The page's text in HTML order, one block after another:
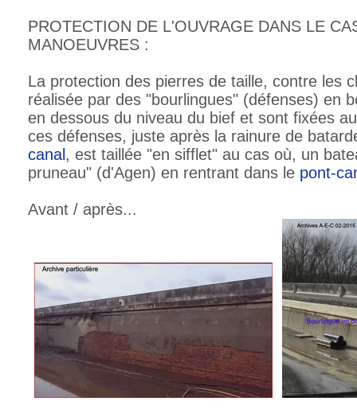
PROTECTION DE L'OUVRAGE DANS LE
MANOEUVRES :
La protection des pierres de taille, contre les
réalisée par des "bourlingues" (défenses) en
en dessous du niveau du bief et sont fixées
ces défenses, juste après la rainure de
canal , est taillée "en sifflet" au cas où, un
pruneau" (d'Agen) en rentrant dans le pont-
Avant / après...